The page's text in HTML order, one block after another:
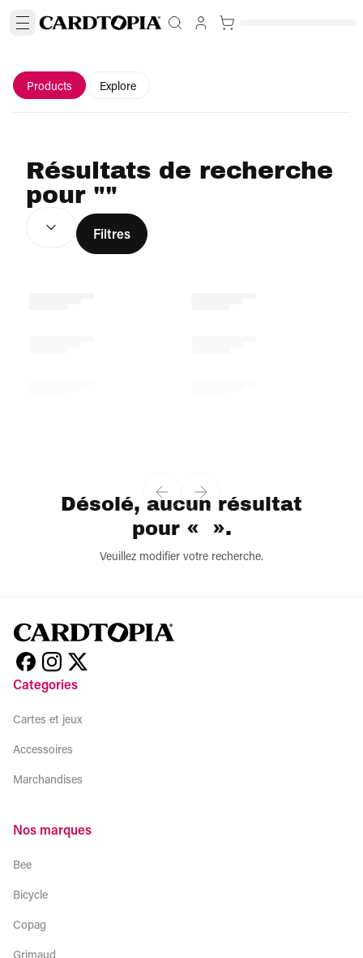
Products Explore
Résultats de recherche
pour ""
TRIER PAR : (facultatif
Filtres
Désolé, aucun résultat
pour « ».
Veuillez modifier votre recherche.
Categories
Cartes et jeux
Accessoires
Marchandises
Nos marques
Bee
Bicycle
Copag
Grimaud